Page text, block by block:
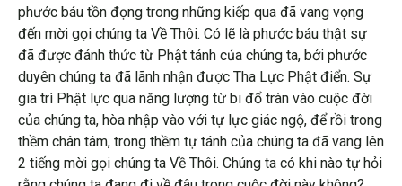
phước báu tồn đọng trong những kiếp qua đã vang vọng
đến mời gọi chúng ta Về Thôi. Có lẽ là phước báu thật sự
đã được đánh thức từ Phật tánh của chúng ta, bởi phước
duyên chúng ta đã lãnh nhận được Tha Lực Phật điển. Sự
gia trì Phật lực qua năng lượng từ bi đổ tràn vào cuộc đời
của chúng ta, hòa nhập vào với tự lực giác ngộ, để rồi trong
thềm chân tâm, trong thềm tự tánh của chúng ta đã vang lên
2 tiếng mời gọi chúng ta Về Thôi. Chúng ta có khi nào tự hỏi